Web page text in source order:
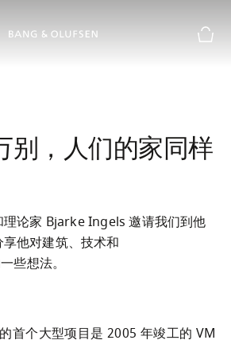
别，人们的家同样
论家 Bjarke Ingels 邀请我们到他
他对建筑、技术和
些想法。
首个大型项目是 2005 年竣工的 VM